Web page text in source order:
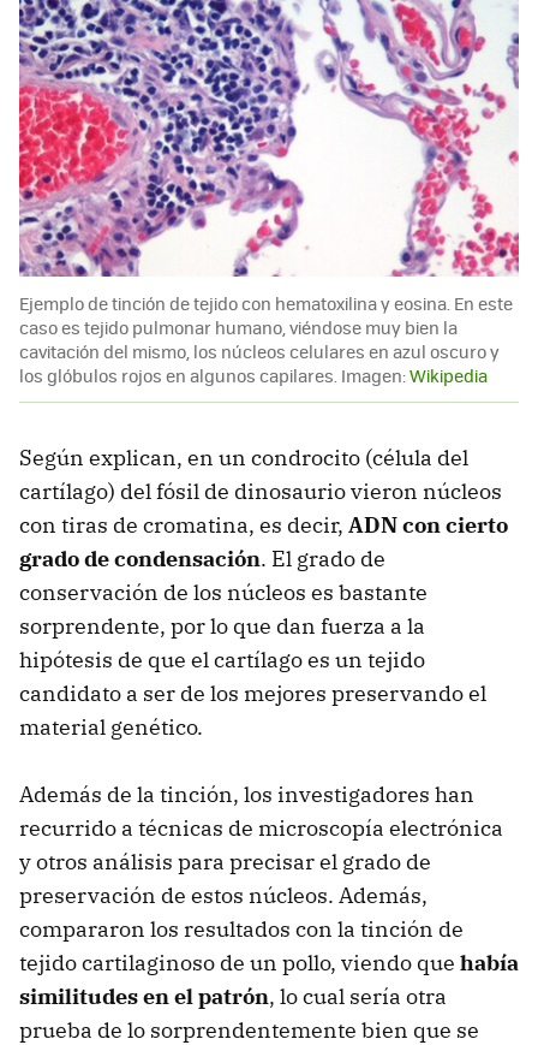
Ejemplo de tinción de tejido con hematoxilina y eosina. En este
caso es tejido pulmonar humano, viéndose muy bien la
cavitación del mismo, los núcleos celulares en azul oscuro y
los glóbulos rojos en algunos capilares. Imagen:Wikipedia
Según explican, en un condrocito (célula del
cartílago) del fósil de dinosaurio vieron núcleos
con tiras de cromatina, es decir, ADN con cierto
grado de condensación. El grado de
conservación de los núcleos es bastante
sorprendente, por lo que dan fuerza a la
hipótesis de que el cartílago es un tejido
candidato a ser de los mejores preservando el
material genético.
Además de la tinción, los investigadores han
recurrido a técnicas de microscopía electrónica
y otros análisis para precisar el grado de
preservación de estos núcleos. Además,
compararon los resultados con la tinción de
tejido cartilaginoso de un pollo, viendo que había
similitudes en el patrón, lo cual sería otra
prueba de lo sorprendentemente bien que se